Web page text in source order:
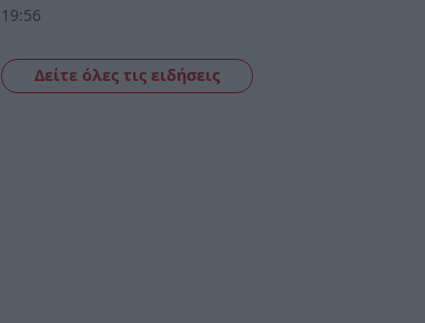
19:56
Δείτε όλες τις ειδήσεις